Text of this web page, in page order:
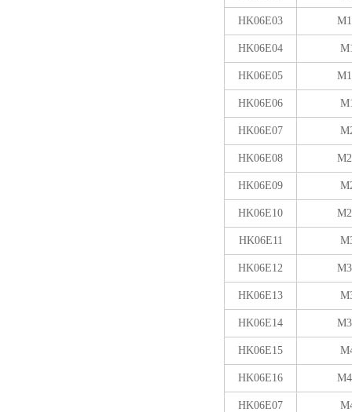
HK06E03
HK06E04
HK06E05
HK06E06
HK06E07
HK06E08
HK06E09
HK06E10
HK06E11
HK06E12
HK06E13
HK06E14
HK06E15
HK06E16
HK06E07